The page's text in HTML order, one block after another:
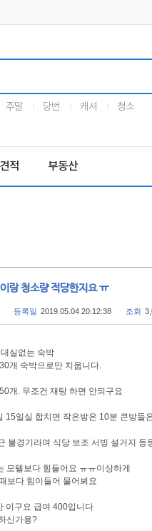
주말 당번 캐셔 청소
적 부동산
랑 청소량 적당한지요 ㅠ
등록일 2019.05.04 20:12:38 조회
실없는 숙박
개 숙박으로만 치웁니다.
개. 무조건 재탕 하면 안되구요
15일실 합치면 작은방은 10분 큰방들
불경기라며 식당 보조 서빙 설거지 등
모텔보다 힘들어요 ㅠㅠ이상하게
보다 힘이들어 물어뵈요
이구요 급여 400입니다
신가용?